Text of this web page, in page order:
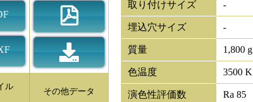
ル
その他データ
取り付けサイズ -
埋込穴サイズ -
質量 1,800 g
色温度 3500 K
演色性評価数 Ra 85